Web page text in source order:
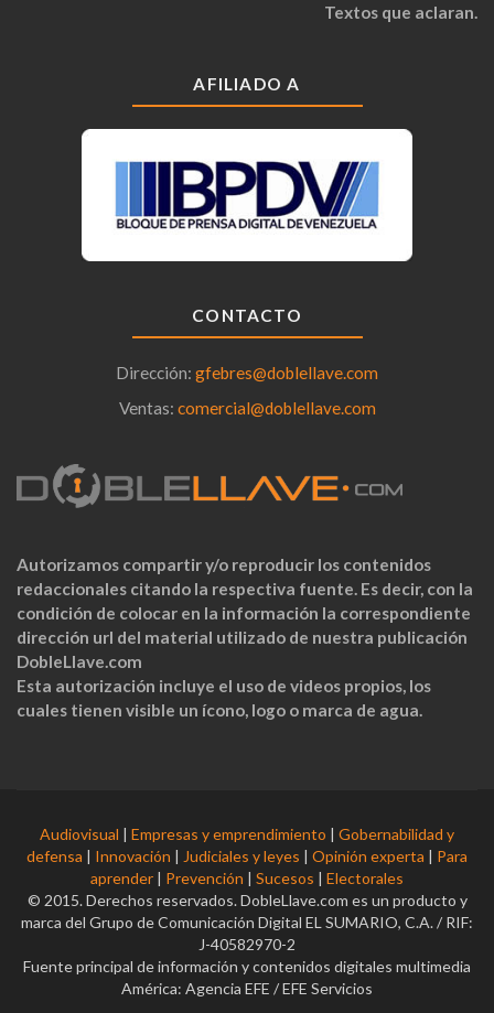
Textos que aclaran.
AFILIADO A
CONTACTO
Dirección: gfebres@doblellave.com
Ventas: comercial@doblellave.com
Autorizamos compartir y/o reproducir los contenidos
redaccionales citando la respectiva fuente. Es decir, con la
condición de colocar en la información la correspondiente
dirección url del material utilizado de nuestra publicación
DobleLlave.com
Esta autorización incluye el uso de videos propios, los
cuales tienen visible un ícono, logo o marca de agua.
Audiovisual | Empresas y emprendimiento | Gobernabilidad y
defensa | Innovación | Judiciales y leyes | Opinión experta | Para
aprender | Prevención | Sucesos | Electorales
© 2015. Derechos reservados. DobleLlave.com es un producto y
marca del Grupo de Comunicación Digital EL SUMARIO, C.A. / RIF:
J-40582970-2
Fuente principal de información y contenidos digitales multimedia
América: Agencia EFE / EFE Servicios